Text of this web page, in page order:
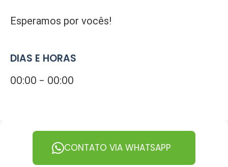
Esperamos por vocês!
DIAS E HORAS
00:00 - 00:00
CONTATO VIA WHATSAPP